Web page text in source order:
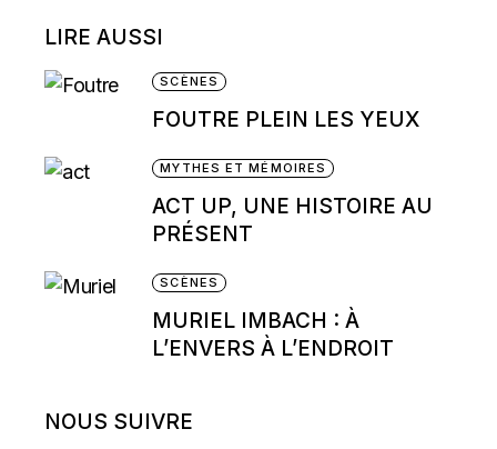
LIRE AUSSI
SCÈNES
FOUTRE PLEIN LES YEUX
MYTHES ET MÉMOIRES
ACT UP, UNE HISTOIRE AU
PRÉSENT
SCÈNES
MURIEL IMBACH : À
L’ENVERS À L’ENDROIT
NOUS SUIVRE